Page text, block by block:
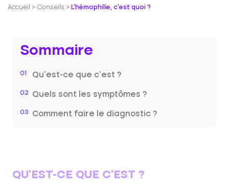
Accueil > Conseils > L’hémophilie, c’est quoi ?
Sommaire
01 Qu’est-ce que c’est ?
02 Quels sont les symptômes ?
03 Comment faire le diagnostic ?
QU’EST-CE QUE C’EST ?